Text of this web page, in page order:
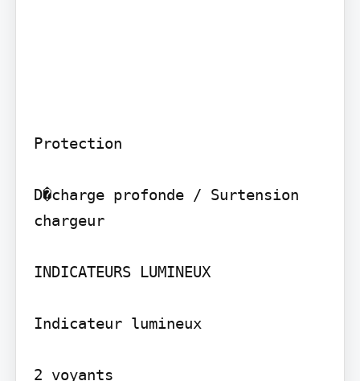
Protection
D�charge profonde / Surtension
chargeur
INDICATEURS LUMINEUX
Indicateur lumineux
2 voyants